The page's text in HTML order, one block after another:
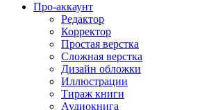
Про-аккаунт
Редактор
Корректор
Простая верстка
Сложная верстка
Дизайн обложки
Иллюстрации
Тираж книги
Аудиокнига